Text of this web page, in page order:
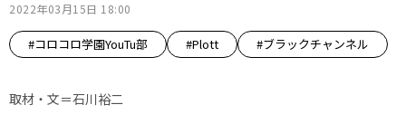
2022年03月15日 18:00
#コロコロ学園YouTu部 #Plott #ブラックチャンネル
取材・文＝石川裕二